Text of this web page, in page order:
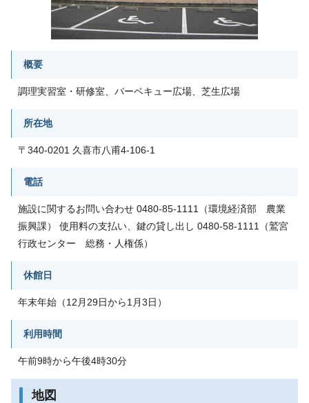
概要
調理実習室・研修室、バーベキュー広場、芝生広場
所在地
〒340-0201 久喜市八甫4-106-1
電話
施設に関するお問い合わせ 0480-85-1111（環境経済部 農業
振興課） 使用料の支払い、鍵の貸し出し 0480-58-1111（鷲宮
行政センター 総務・人権係）
休館日
年末年始（12月29日から1月3日）
利用時間
午前9時から午後4時30分
地図